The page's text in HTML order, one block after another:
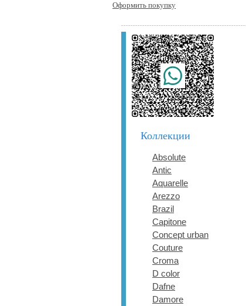
Оформить покупку
Коллекции
Absolute
Antic
Aquarelle
Arezzo
Brazil
Capitone
Concept urban
Couture
Croma
D color
Dafne
Damore